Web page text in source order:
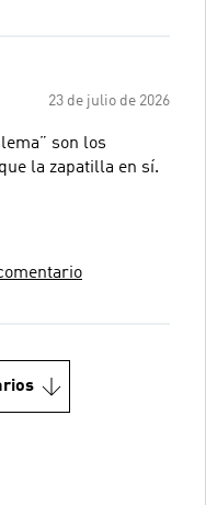
23 de julio de 2026
son los
la zapatilla en sí.